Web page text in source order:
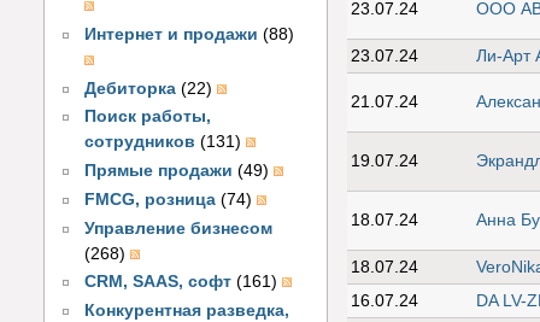
Интернет и продажи (88)
Дебиторка (22)
Поиск работы,
сотрудников (131)
Прямые продажи (49)
FMCG, розница (74)
Управление бизнесом
(268)
CRM, SAAS, софт (161)
Конкурентная разведка,
23.07.24 ООО
23.07.24 Ли-Арт
21.07.24
19.07.24
18.07.24 Анна
18.07.24
16.07.24
DA LV-